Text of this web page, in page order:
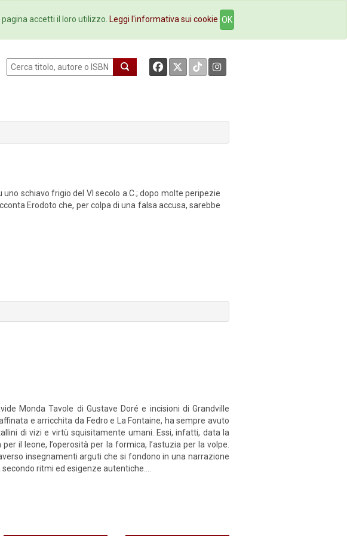
Ebookstore Contatti
schiavo frigio del VI secolo a.C.; dopo molte peripezie
Erodoto che, per colpa di una falsa accusa, sarebbe
Monda Tavole di Gustave Doré e incisioni di Grandville
e arricchita da Fedro e La Fontaine, ha sempre avuto
di vizi e virtù squisitamente umani. Essi, infatti, data la
il leone, l’operosità per la formica, l’astuzia per la volpe.
insegnamenti arguti che si fondono in una narrazione
ritmi ed esigenze autentiche....
accetti il loro utilizzo. Leggi l'informativa sui cookie OK